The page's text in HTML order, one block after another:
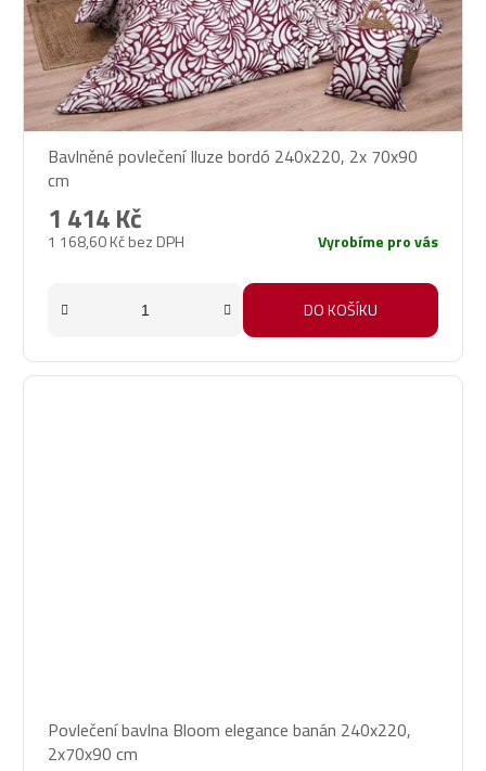
Bavlněné povlečení Iluze bordó 240x220, 2x 70x90
cm
1 168,60 Kč bez DPH
1 414 Kč
Vyrobíme pro vás
DO KOŠÍKU
Povlečení bavlna Bloom elegance banán 240x220,
2x70x90 cm